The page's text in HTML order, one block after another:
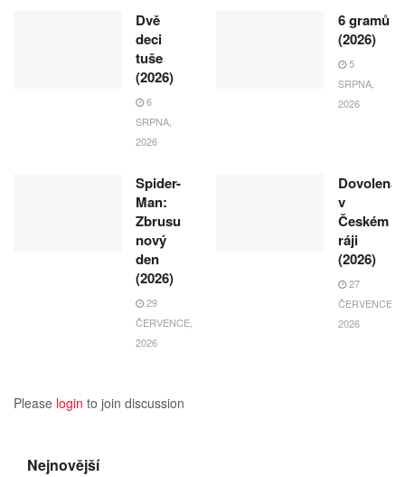
Dvě
deci
tuše
(2026)
6
SRPNA,
2026
6 gramů
(2026)
5
SRPNA,
2026
Spider-
Man:
Zbrusu
nový
den
(2026)
29
ČERVENCE,
2026
Dovolená
v
Českém
ráji
(2026)
27
ČERVENCE,
2026
Please login to join discussion
Nejnovější